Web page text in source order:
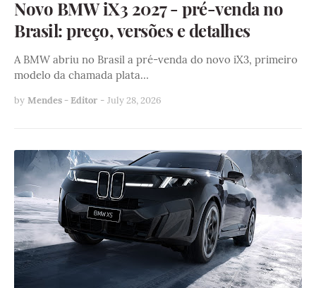
Novo BMW iX3 2027 - pré-venda no
Brasil: preço, versões e detalhes
A BMW abriu no Brasil a pré-venda do novo iX3, primeiro
modelo da chamada plata…
by Mendes - Editor - July 28, 2026